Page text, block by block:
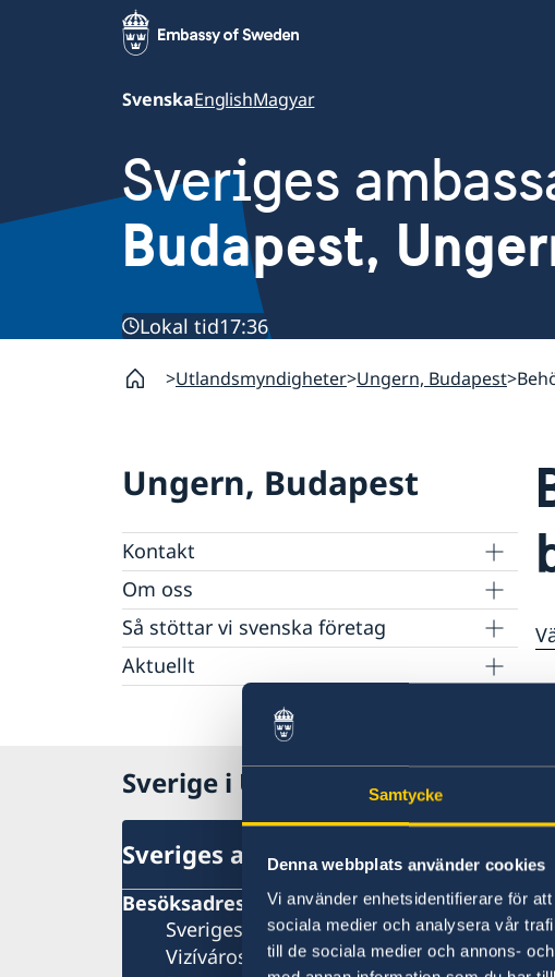
Samtycke
Denna webbplats använder cookies
Vi använder enhetsidentifierare för
sociala medier och analysera vår
till de sociala medier och annons-
SvenskaEnglishMagyar
Sveriges
Budapest,
Lokal tid17:36
Utlandsmyndigheter Ungern, Budapest
Ungern, Budapest
Kontakt
Svenska föreningar i Ungern
Svenska skolan i Budapest
Svenska handelskammaren i Ungern
Skandinaviska huset
Svenska Kyrkan Drottning Silvias församling
Om oss
Raoul Wallenberg
GDPR
Så stöttar vi svenska företag
Vi är en resurs för svenska företag
Team Sweden
Svenska företag i Ungern och Slovenien
Anmäl handelshinder
Aktuellt
Sverige värd för Natos utrikesministermöte
Sverige i Ungern
Sveriges ambassad
Besöksadress
Sveriges ambassad
Vizíváros Office Center